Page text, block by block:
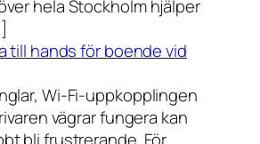
hela Stockholm hjälper
till hands för boende vid
Wi-Fi-uppkopplingen
vägrar fungera kan